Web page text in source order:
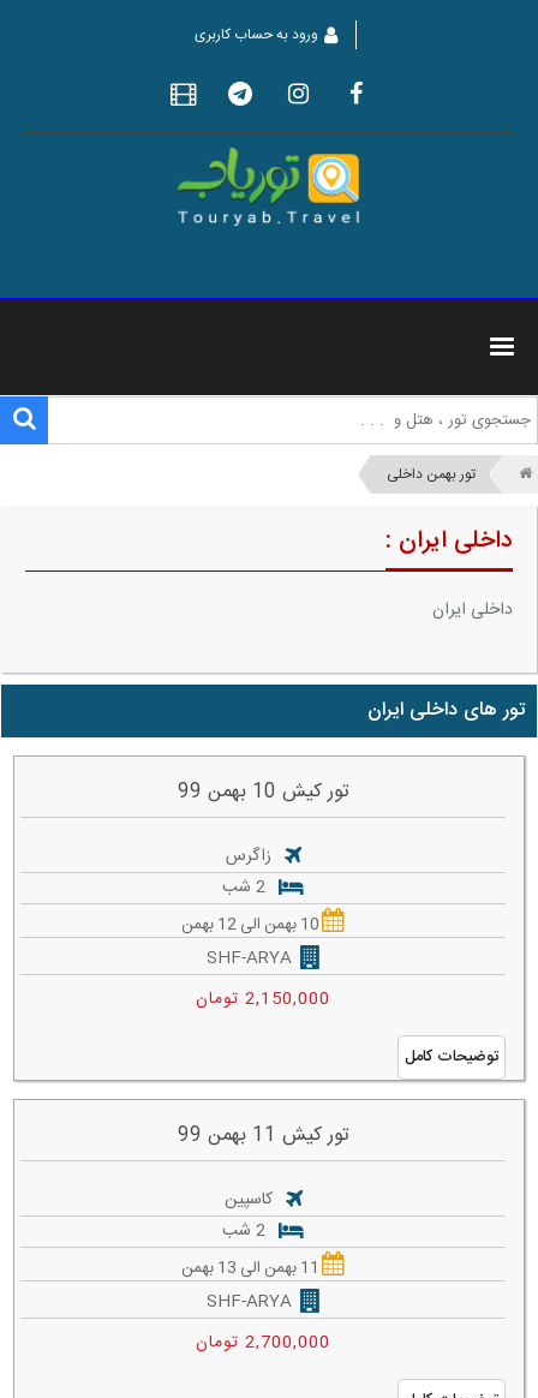
ورود به حساب کاربری
تور بهمن داخلی
داخلی ایران :
داخلی ایران
تور های داخلی ایران
تور کیش 10 بهمن 99
زاگرس
10 بهمن الی 12 بهمن
SHF-ARYA
2,150,000 تومان
توضیحات کامل
تور کیش 11 بهمن 99
کاسپین
11 بهمن الی 13 بهمن
SHF-ARYA
2,700,000 تومان